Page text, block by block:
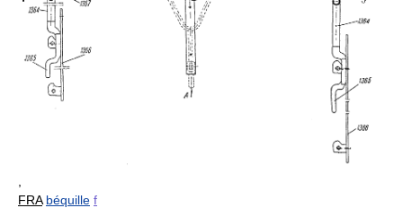
FRA béquille f